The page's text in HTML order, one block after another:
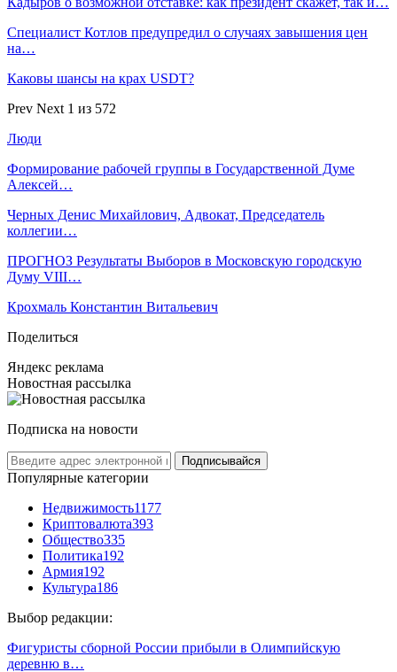
Специалист Котлов предупредил о случаях завышения цен
на…
Каковы шансы на крах USDT?
Prev Next 1 из 572
Люди
Формирование рабочей группы в Государственной Думе
Алексей…
Черных Денис Михайлович, Адвокат, Председатель
коллегии…
ПРОГНОЗ Результаты Выборов в Московскую городскую
Думу VIII…
Крохмаль Константин Витальевич
Поделиться
Яндекс реклама
Новостная рассылка
Подписка на новости
Подписывайся
Популярные категории
Недвижимость1177
Криптовалюта393
Общество335
Политика192
Армия192
Культура186
Выбор редакции:
Фигуристы сборной России прибыли в Олимпийскую
деревню в…